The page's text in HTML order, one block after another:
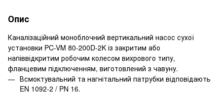
Опис
Каналізаційний моноблочний вертикальний насос сухої
установки PC-VM 80-200D-2K із закритим або
напіввідкритим робочим колесом вихрового типу,
фланцевим підключенням, виготовлений з чавуну.
Всмоктувальний та нагнітальний патрубки відповідають
EN 1092-2 / PN 16.